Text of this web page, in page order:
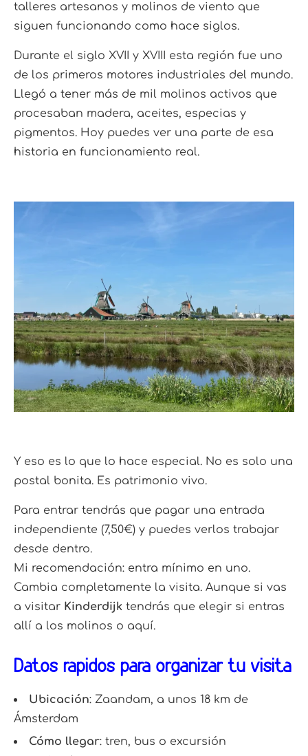
talleres artesanos y molinos de viento que
siguen funcionando como hace siglos.
Durante el siglo XVII y XVIII esta región fue uno
de los primeros motores industriales del mundo.
Llegó a tener más de mil molinos activos que
procesaban madera, aceites, especias y
pigmentos. Hoy puedes ver una parte de esa
historia en funcionamiento real.
Y eso es lo que lo hace especial. No es solo una
postal bonita. Es patrimonio vivo.
Para entrar tendrás que pagar una entrada
independiente (7,50€) y puedes verlos trabajar
desde dentro.
Mi recomendación: entra mínimo en uno.
Cambia completamente la visita. Aunque si vas
a visitar Kinderdijk tendrás que elegir si entras
allí a los molinos o aquí.
Datos rápidos para organizar tu visita
Ubicación: Zaandam, a unos 18 km de
Ámsterdam
Cómo llegar: tren, bus o excursión